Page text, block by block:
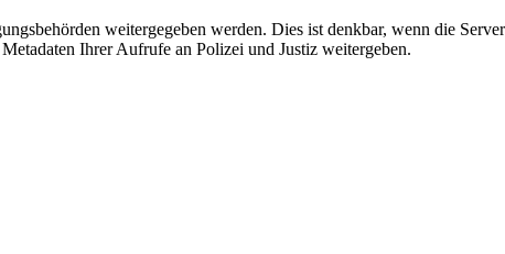
weitergegeben werden. Dies ist denkbar, wenn die
Ihrer Aufrufe an Polizei und Justiz weitergeben.